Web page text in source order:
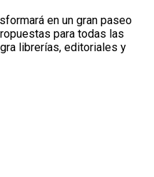
en un gran paseo
para todas las
librerías, editoriales y